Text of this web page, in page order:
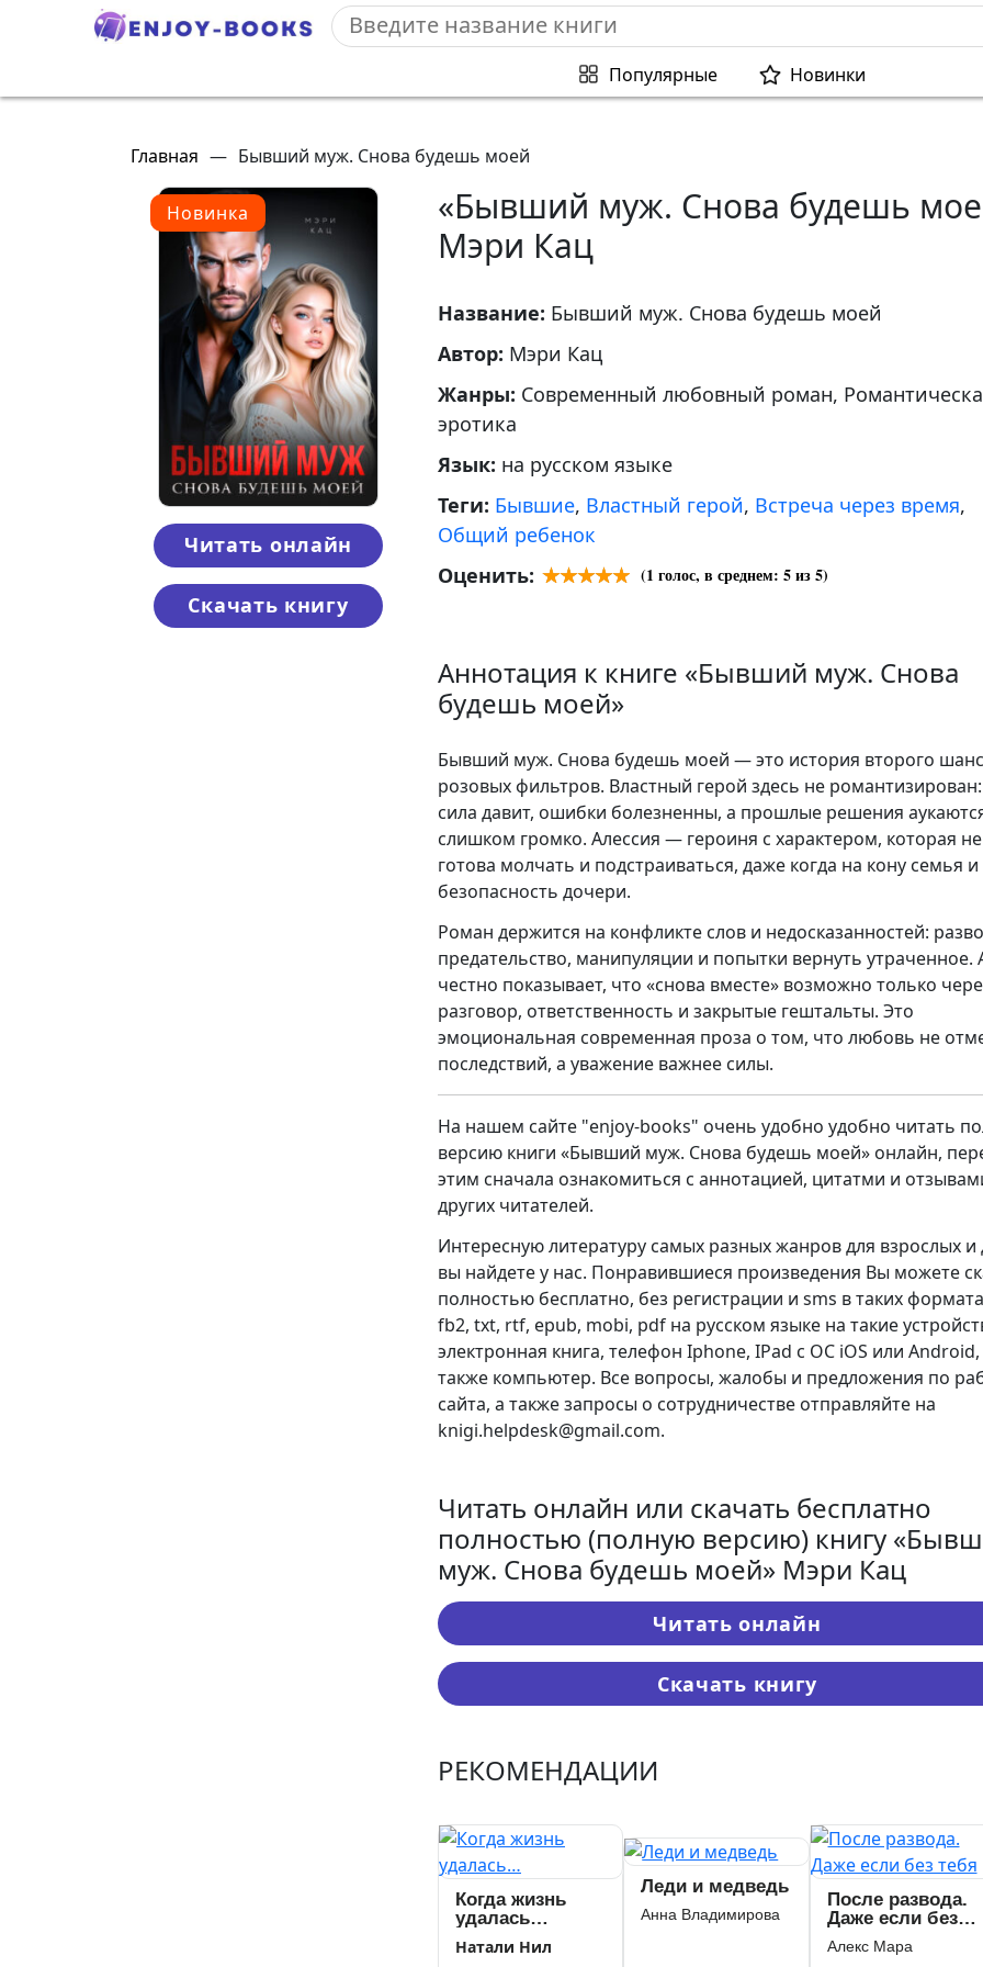
Популярные Новинки
Главная — Бывший муж. Снова будешь моей
Новинка
Читать онлайн
Скачать книгу
«Бывший муж. Снова будешь
Мэри Кац
Название: Бывший муж. Снова будешь моей
Автор: Мэри Кац
Жанры: Современный любовный роман,
эротика
Язык: на русском языке
Теги: Бывшие, Властный герой, Встреча через время,
Общий ребенок
Оценить:
(1 голос, в среднем: 5из 5)
Аннотация к книге «Бывший муж. Снова
будешь моей»
Бывший муж. Снова будешь моей — это история второго
розовых фильтров. Властный герой здесь не
сила давит, ошибки болезненны, а прошлые решения
слишком громко. Алессия — героиня с характером, которая не
готова молчать и подстраиваться, даже когда на кону семья и
безопасность дочери.
Роман держится на конфликте слов и недосказанностей:
предательство, манипуляции и попытки вернуть утраченное.
честно показывает, что «снова вместе» возможно только
разговор, ответственность и закрытые гештальты. Это
эмоциональная современная проза о том, что любовь не
последствий, а уважение важнее силы.
На нашем сайте "enjoy-books" очень удобно удобно читать
версию книги «Бывший муж. Снова будешь моей» онлайн,
этим сначала ознакомиться с аннотацией, цитатми и
других читателей.
Интересную литературу самых разных жанров для взрослых и
вы найдете у нас. Понравившиеся произведения Вы можете
полностью бесплатно, без регистрации и sms в таких
fb2, txt, rtf, epub, mobi, pdf на русском языке на такие
электронная книга, телефон Iphone, IPad с ОС iOS или Android,
также компьютер. Все вопросы, жалобы и предложения по
сайта, а также запросы о сотрудничестве отправляйте на
knigi.helpdesk@gmail.com.
Читать онлайн или скачать бесплатно
полностью (полную версию) книгу
муж. Снова будешь моей» Мэри Кац
Читать онлайн
Скачать книгу
РЕКОМЕНДАЦИИ
Когда жизнь
удалась…
Натали Нил
Леди и медведь
Анна Владимирова
После развода.
Даже если без
тебя
Алекс Мара